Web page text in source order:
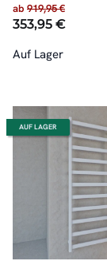
ab 919,95 €
353,95 €
Auf Lager
AUF LAGER